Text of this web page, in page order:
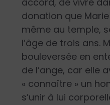
donation que
même au temple,
l’âge de trois ans.
bouleversée en
de l’ange, car elle
« connaître » un
s’unir à lui